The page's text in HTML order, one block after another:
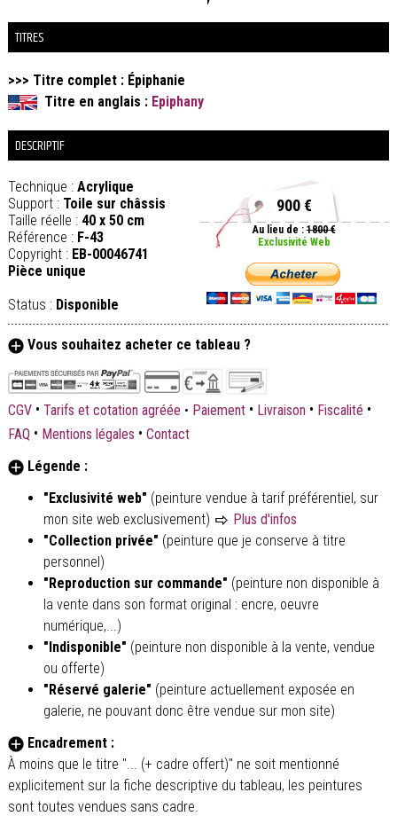
TITRES
>>> Titre complet : Épiphanie
Titre en anglais : Epiphany
DESCRIPTIF
Technique : Acrylique
Support : Toile sur châssis
Taille réelle : 40 x 50 cm
Référence : F-43
Copyright : EB-00046741
Pièce unique
Status : Disponible
900 €
Au lieu de :1800 €
Exclusivité Web
Vous souhaitez acheter ce tableau ?
CGV • Tarifs et cotation agréée • Paiement • Livraison • Fiscalité •
FAQ • Mentions légales • Contact
Légende :
"Exclusivité web" (peinture vendue à tarif préférentiel, sur
mon site web exclusivement)
Plus d'infos
"Collection privée" (peinture que je conserve à titre
personnel)
"Reproduction sur commande" (peinture non disponible à
la vente dans son format original : encre, oeuvre
numérique,...)
"Indisponible" (peinture non disponible à la vente, vendue
ou offerte)
"Réservé galerie" (peinture actuellement exposée en
galerie, ne pouvant donc être vendue sur mon site)
Encadrement :
À moins que le titre "... (+ cadre offert)" ne soit mentionné
explicitement sur la fiche descriptive du tableau, les peintures
sont toutes vendues sans cadre.